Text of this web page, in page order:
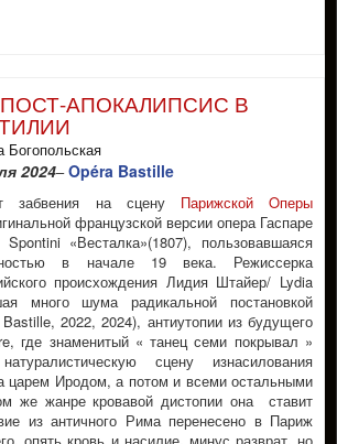
АПОКАЛИПСИС В
Богопольская
2024–Opéra Bastille
забвения на сцену Парижской Oперы
французской версии опера Гаспаре
«Весталка»(1807), пользовавшаяся
в начале 19 века. Режиссерка
происхождения Лидия Штайер/ Lydia
много шума радикальной постановкой
2022, 2024), антиутопии из будущего
где знаменитый « танец семи покрывал »
сцену изнасилования
царем Иродом, а потом и всеми остальными
же жанре кровавой дистопии она ставит
из античного Рима перенесено в Париж